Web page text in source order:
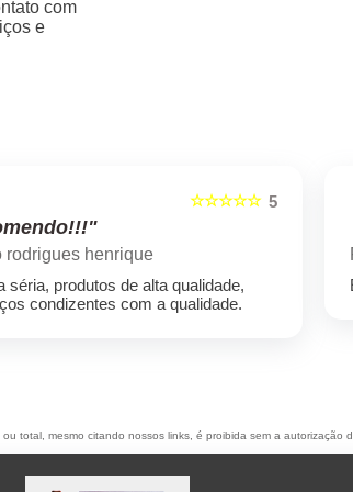
com
e
5
☆☆☆☆☆
Zambelli
atendimento e bons profissionais
total, mesmo citando nossos links, é proibida sem a